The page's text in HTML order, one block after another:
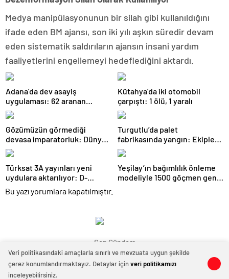
0 0
Medya manipülasyonunun bir silah gibi kullanıldığını
ifade eden BM ajansı, son iki yılı aşkın süredir devam
eden sistematik saldırıların ajansın insani yardım
faaliyetlerini engellemeyi hedeflediğini aktardı.
Adana’da dev asayiş
uygulaması: 62 aranan
şüpheli yakalandı
Kütahya’da iki otomobil
çarpıştı: 1 ölü, 1 yaralı
Gözümüzün görmediği
devasa imparatorluk: Dünya
gerçekten mantarların mı?
Turgutlu’da palet
fabrikasında yangın: Ekipler
müdahale etti
Türksat 3A yayınları yeni
uydulara aktarılıyor: D-
Smart’tan kritik uyarı
Yeşilay’ın bağımlılık önleme
modeliyle 1500 göçmen genç
Bu yazı yorumlara kapatılmıştır.
Son Gündem
Veri politikasındaki amaçlarla sınırlı ve mevzuata uygun şekilde
çerez konumlandırmaktayız. Detaylar içinveri politikamızı
inceleyebilirsiniz.